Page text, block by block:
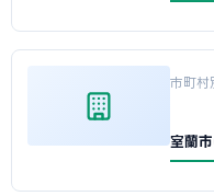
市町村
室蘭